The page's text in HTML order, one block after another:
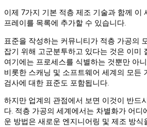
이제 7가지 기본 적층 제조 기술과 함께 이
프레이를 목록에 추가할 수 있습니다.
표준을 작성하는 커뮤니티가 적층 가공의
잡기 위해 고군분투하고 있다는 것은 이미
여기에는 프로세스를 식별하는 것뿐만 아
비롯한 스캐닝 및 소프트웨어 세계의 모든
검사에 대한 표준도 포함됩니다.
하지만 업계의 관점에서 보면 이것이 반드
다. 적층 가공의 세계에서는 차별화가 어디
운 방법은 새로운 엔지니어링 및 제조 방식